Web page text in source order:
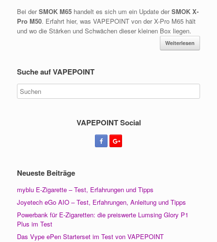
Bei derSMOK M65 handelt es sich um ein Update derSMOK X-
Pro M50. Erfahrt hier, was VAPEPOINT von der X-Pro M65 hält
und wo die Stärken und Schwächen dieser kleinen Box liegen.
Weiterlesen
Suche auf VAPEPOINT
VAPEPOINT Social
Neueste Beiträge
myblu E-Zigarette – Test, Erfahrungen und Tipps
Joyetech eGo AIO – Test, Erfahrungen, Anleitung und Tipps
Powerbank für E-Zigaretten: die preiswerte Lumsing Glory P1
Plus im Test
Das Vype ePen Starterset im Test von VAPEPOINT